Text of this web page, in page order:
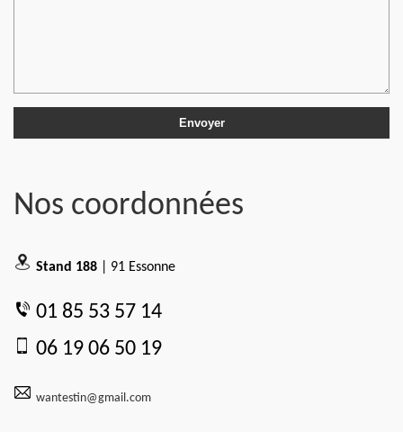
Nos coordonnées
Stand 188 | 91 Essonne
01 85 53 57 14
06 19 06 50 19
wantestin@gmail.com